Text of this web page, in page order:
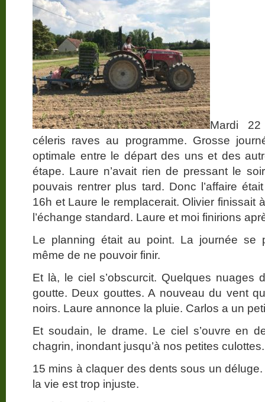
Mardi
céleris raves au programme. Grosse
optimale entre le départ des uns et des
étape. Laure n’avait rien de pressant le
pouvais rentrer plus tard. Donc l’affaire
16h et Laure le remplacerait. Olivier finissait
l’échange standard. Laure et moi finirions
Le planning était au point. La journée se
même de ne pouvoir finir.
Et là, le ciel s’obscurcit. Quelques nuages
goutte. Deux gouttes. A nouveau du vent
noirs. Laure annonce la pluie. Carlos a un
Et soudain, le drame. Le ciel s’ouvre en
chagrin, inondant jusqu’à nos petites culottes.
15 mins à claquer des dents sous un
la vie est trop injuste.